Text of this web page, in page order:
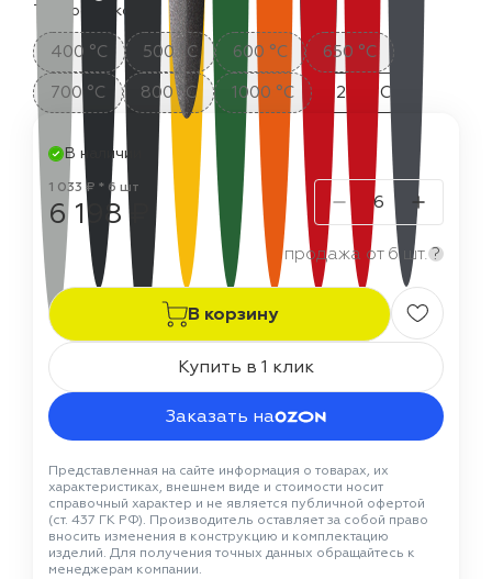
Термостойкость:
400 °C 500 °C 600 °C
650 °C
700 °C
800 °C 1000 °C 1200 °C
В наличии
1 033 ₽ * 6 шт
6 198 ₽
продажа от 6 шт. ?
В корзину
Купить в 1 клик
Заказать на
Представленная на сайте информация о товарах, их
характеристиках, внешнем виде и стоимости носит
справочный характер и не является публичной офертой
(ст. 437 ГК РФ). Производитель оставляет за собой право
вносить изменения в конструкцию и комплектацию
изделий. Для получения точных данных обращайтесь к
менеджерам компании.